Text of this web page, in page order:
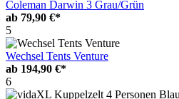
Coleman Darwin 3 Grau/Grün
ab 79,90 €*
5
Wechsel Tents Venture
ab 194,90 €*
6